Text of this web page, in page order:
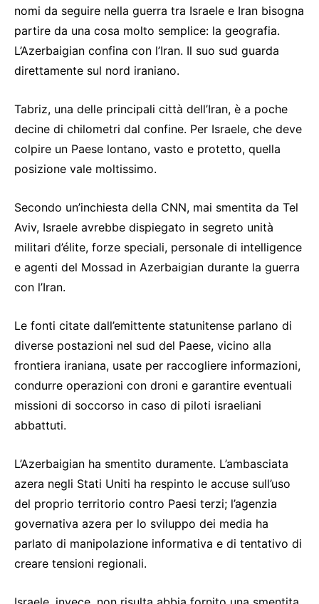
nomi da seguire nella guerra tra Israele e Iran bisogna
partire da una cosa molto semplice: la geografia.
L’Azerbaigian confina con l’Iran. Il suo sud guarda
direttamente sul nord iraniano.
Tabriz, una delle principali città dell’Iran, è a poche
decine di chilometri dal confine. Per Israele, che deve
colpire un Paese lontano, vasto e protetto, quella
posizione vale moltissimo.
Secondo un’inchiesta della CNN, mai smentita da Tel
Aviv, Israele avrebbe dispiegato in segreto unità
militari d’élite, forze speciali, personale di intelligence
e agenti del Mossad in Azerbaigian durante la guerra
con l’Iran.
Le fonti citate dall’emittente statunitense parlano di
diverse postazioni nel sud del Paese, vicino alla
frontiera iraniana, usate per raccogliere informazioni,
condurre operazioni con droni e garantire eventuali
missioni di soccorso in caso di piloti israeliani
abbattuti.
L’Azerbaigian ha smentito duramente. L’ambasciata
azera negli Stati Uniti ha respinto le accuse sull’uso
del proprio territorio contro Paesi terzi; l’agenzia
governativa azera per lo sviluppo dei media ha
parlato di manipolazione informativa e di tentativo di
creare tensioni regionali.